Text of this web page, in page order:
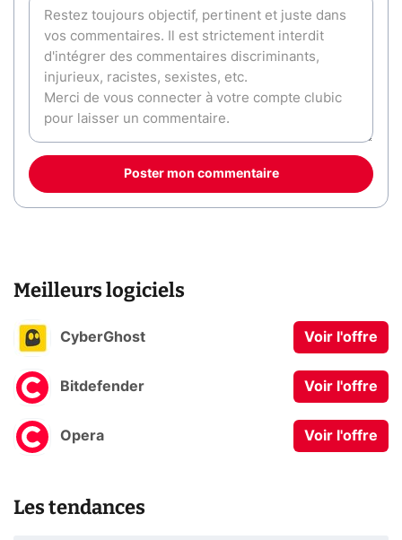
Poster mon commentaire
Meilleurs logiciels
CyberGhost Voir l'offre
Bitdefender Voir l'offre
Opera Voir l'offre
Les tendances